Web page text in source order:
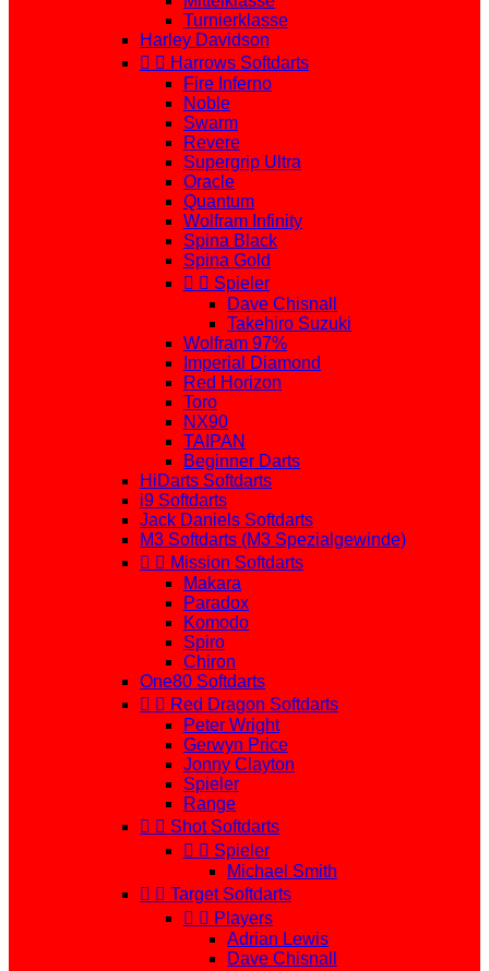
Turnierklasse
Harley Davidson
  Harrows Softdarts
Fire Inferno
Noble
Swarm
Revere
Supergrip Ultra
Oracle
Quantum
Wolfram Infinity
Spina Black
Spina Gold
  Spieler
Dave Chisnall
Takehiro Suzuki
Wolfram 97%
Imperial Diamond
Red Horizon
Toro
NX90
TAIPAN
Beginner Darts
HiDarts Softdarts
i9 Softdarts
Jack Daniels Softdarts
M3 Softdarts (M3 Spezialgewinde)
  Mission Softdarts
Makara
Paradox
Komodo
Spiro
Chiron
One80 Softdarts
  Red Dragon Softdarts
Peter Wright
Gerwyn Price
Jonny Clayton
Spieler
Range
  Shot Softdarts
  Spieler
Michael Smith
  Target Softdarts
  Players
Adrian Lewis
Dave Chisnall